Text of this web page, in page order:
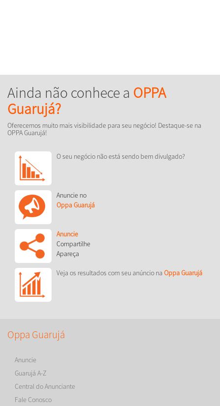
Ainda não conhece a OPPA
Guarujá?
Oferecemos muito mais visibilidade para seu negócio! Destaque-se na
OPPA Guarujá!
O seu negócio não está sendo bem divulgado?
Anuncie no
Oppa Guarujá
Anuncie
Compartilhe
Apareça
Veja os resultados com seu anúncio na Oppa Guarujá
Oppa Guarujá
Anuncie
Guarujá A-Z
Central do Anunciante
Fale Conosco